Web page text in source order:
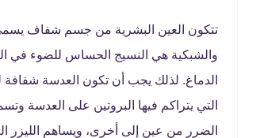
تتكون العين البشرية من جسم شفاف
والشبكية هي النسيج الحساس للضوء في
الدماغ. لذلك يجب أن تكون العدسة شفافة
التي يتراكم فيها البروتين على العدسة
الضرر من عين إلى أخرى، ويساهم الليزر